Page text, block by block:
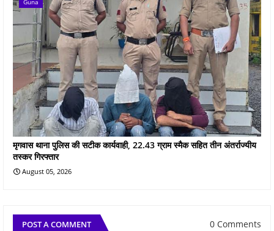
मृगवास थाना पुलिस की सटीक कार्यवाही, 22.43 ग्राम स्मैक सहित तीन अंतर्राज्यीय
तस्कर गिरफ्तार
August 05, 2026
POST A COMMENT 0 Comments